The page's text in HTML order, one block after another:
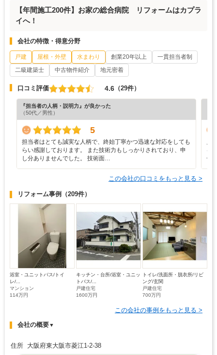
【年間施工200件】お家の総合病院 リフォームはカプラ
イへ！
会社の特徴・得意分野
戸建 屋根・外壁 水まわり 創業20年以上
一貫担当者制
二級建築士
中古物件紹介 地元密着
口コミ評価 4.6 （29件）
『担当者の人柄・説明力』が良かった
（50代／男性）
5
担当者はとても誠実な人柄で、終始丁寧かつ迅速な対応をしても
らい感謝しております。 また技術力もしっかりされており、申
し分ありませんでした。 技術面…
を
一
この会社の口コミをもっと見る >
リフォーム事例 （209件）
浴室・ユニットバス/トイ
レ/...
マンション
114万円
キッチン・台所/浴室・ユニッ
トバス/...
戸建住宅
1600万円
トイレ/洗面所・脱衣所/リビ
ング/玄関
戸建住宅
700万円
この会社の事例をもっと見る >
会社の概要▼
住所 大阪府東大阪市菱江1-2-38